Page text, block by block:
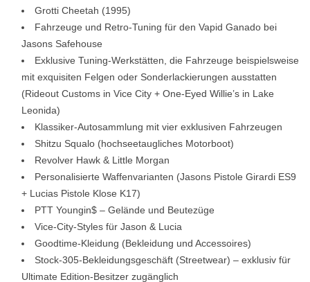
Grotti Cheetah (1995)
Fahrzeuge und Retro-Tuning für den Vapid Ganado bei
Jasons Safehouse
Exklusive Tuning-Werkstätten, die Fahrzeuge beispielsweise
mit exquisiten Felgen oder Sonderlackierungen ausstatten
(Rideout Customs in Vice City + One-Eyed Willie’s in Lake
Leonida)
Klassiker-Autosammlung mit vier exklusiven Fahrzeugen
Shitzu Squalo (hochseetaugliches Motorboot)
Revolver Hawk & Little Morgan
Personalisierte Waffenvarianten (Jasons Pistole Girardi ES9
+ Lucias Pistole Klose K17)
PTT Youngin$ – Gelände und Beutezüge
Vice-City-Styles für Jason & Lucia
Goodtime-Kleidung (Bekleidung und Accessoires)
Stock-305-Bekleidungsgeschäft (Streetwear) – exklusiv für
Ultimate Edition-Besitzer zugänglich